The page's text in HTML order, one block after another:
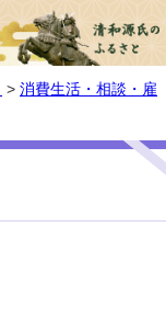
> 消費生活・相談・雇